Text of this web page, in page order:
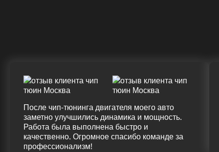
После чип-тюнинга двигателя моего авто
заметно улучшились динамика и мощность.
Работа была выполнена быстро и
качественно. Огромное спасибо команде за
профессионализм!